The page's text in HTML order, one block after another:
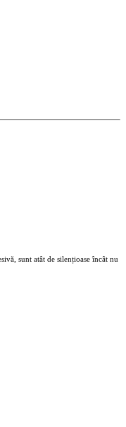
sunt atât de silențioase încât nu